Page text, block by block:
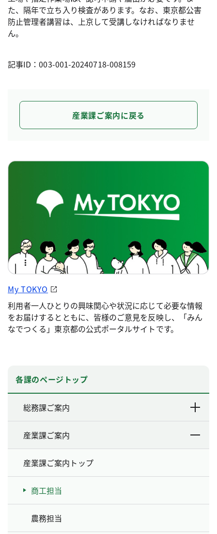
た、隔年で立ち入り検査があります。なお、東京都公害
防止管理者講習は、上京して受講しなければなりませ
ん。
記事ID：003-001-20240718-008159
産業課ご案内に戻る
My TOKYO
利用者一人ひとりの興味関心や状況に応じて必要な情報
をお届けするとともに、皆様のご意見を反映し、「みん
なでつくる」東京都の公式ポータルサイトです。
各課のページトップ
総務課ご案内
産業課ご案内
産業課ご案内トップ
商工担当
農務担当